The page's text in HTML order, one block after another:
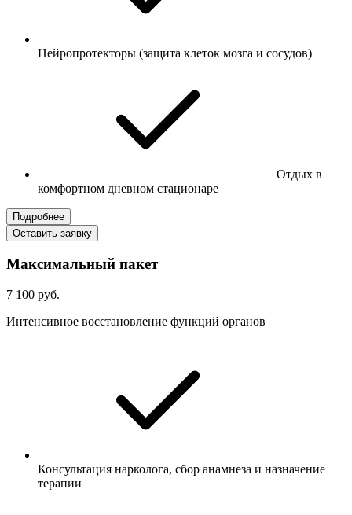
Нейропротекторы (защита клеток мозга и сосудов)
Отдых в
комфортном дневном стационаре
Подробнее
Оставить заявку
Максимальный пакет
7 100 руб.
Интенсивное восстановление функций органов
Консультация нарколога, сбор анамнеза и назначение
терапии